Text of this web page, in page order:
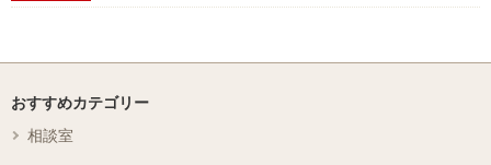
おすすめカテゴリー
相談室